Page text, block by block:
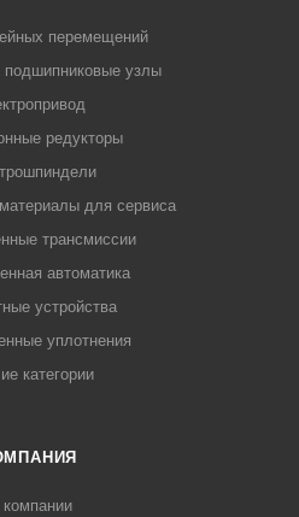
перемещений
подшипниковые узлы
редукторы
для сервиса
трансмиссии
автоматика
устройства
уплотнения
категории